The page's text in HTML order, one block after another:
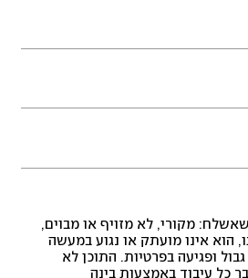
מקורי, לא מזויף או מבוים,
הוא אינו מועתק או נגוע במעשה
ופגיעה בפרטיות. התוכן לא
כל עיבוד באמצעות בינה